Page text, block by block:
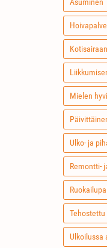
Mielen
Ulko- ja
Remontti-
Ulkoilussa